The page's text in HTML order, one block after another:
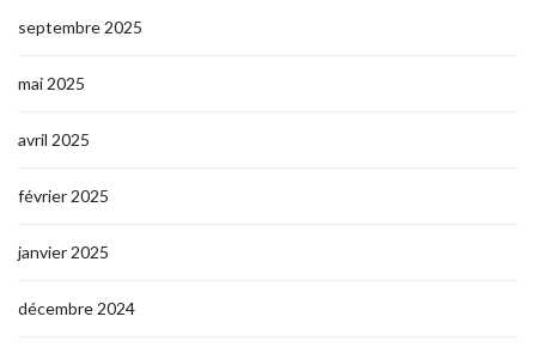
septembre 2025
mai 2025
avril 2025
février 2025
janvier 2025
décembre 2024